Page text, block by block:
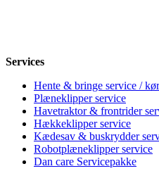
Services
Hente & bringe service /
Plæneklipper service
Havetraktor & frontrider
Hækkeklipper service
Kædesav & buskrydder
Robotplæneklipper service
Dan care Servicepakke